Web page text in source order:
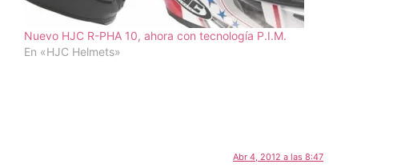
Nuevo HJC R-PHA 10, ahora con tecnología P.I.M.
En «HJC Helmets»
Abr 4, 2012 a las 8:47